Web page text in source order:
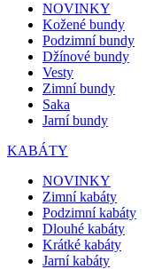
NOVINKY
Kožené bundy
Podzimní bundy
Džínové bundy
Vesty
Zimní bundy
Saka
Jarní bundy
KABÁTY
NOVINKY
Zimní kabáty
Podzimní kabáty
Dlouhé kabáty
Krátké kabáty
Jarní kabáty